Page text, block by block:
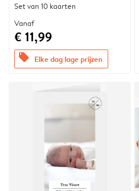
Set van 10 kaarten
Vanaf
€ 11,99
offers Elke dag lage prijzen